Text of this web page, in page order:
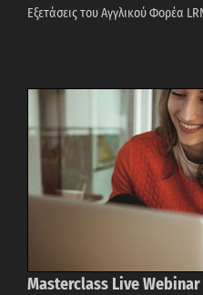
Εξετάσεις του Αγγλικού Φορέα
Masterclass Live Webinar